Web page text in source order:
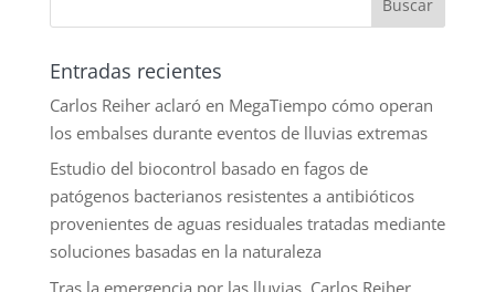
Entradas recientes
Carlos Reiher aclaró en MegaTiempo cómo operan
los embalses durante eventos de lluvias extremas
Estudio del biocontrol basado en fagos de
patógenos bacterianos resistentes a antibióticos
provenientes de aguas residuales tratadas mediante
soluciones basadas en la naturaleza
Tras la emergencia por las lluvias, Carlos Reiher